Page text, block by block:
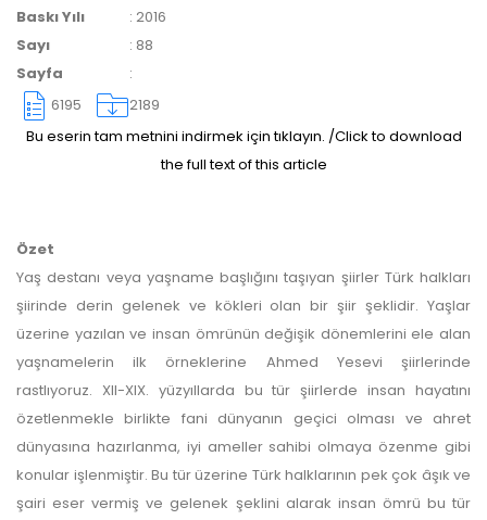
Makale Takip Sistemi
Alan Editörü değerlendirmesi
Dergipark üzerinden
gerçekleştirilmektedir.
Baskı Yılı
: 2016
Sayı
: 88
Sayfa
:
6195
2189
Bu eserin tam metnini indirmek için tıklayın. /Click to download
the full text of this article
Özet
Yaş destanı veya yaşname başlığını taşıyan şiirler Türk halkları
şiirinde derin gelenek ve kökleri olan bir şiir şeklidir. Yaşlar
üzerine yazılan ve insan ömrünün değişik dönemlerini ele alan
yaşnamelerin ilk örneklerine Ahmed Yesevi şiirlerinde
rastlıyoruz. XII-XIX. yüzyıllarda bu tür şiirlerde insan hayatını
özetlenmekle birlikte fani dünyanın geçici olması ve ahret
dünyasına hazırlanma, iyi ameller sahibi olmaya özenme gibi
konular işlenmiştir. Bu tür üzerine Türk halklarının pek çok âşık ve
şairi eser vermiş ve gelenek şeklini alarak insan ömrü bu tür